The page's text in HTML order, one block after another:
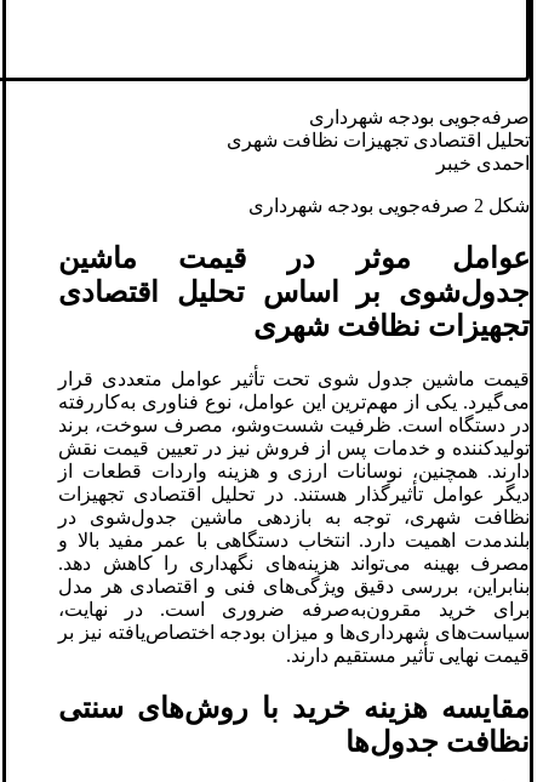
صرفه‌جویی بودجه شهرداری
تحلیل اقتصادی تجهیزات نظافت شهری
احمدی خیبر
شکل 2 صرفه‌جویی بودجه شهرداری
عوامل موثر در قیمت ماشین
جدول‌شوی بر اساس تحلیل اقتصادی
تجهیزات نظافت شهری
قیمت ماشین جدول‌ شوی تحت تأثیر عوامل متعددی قرار
می‌گیرد. یکی از مهم‌ترین این عوامل، نوع فناوری به‌کاررفته
در دستگاه است. ظرفیت شست‌وشو، مصرف سوخت، برند
تولیدکننده و خدمات پس از فروش نیز در تعیین قیمت نقش
دارند. همچنین، نوسانات ارزی و هزینه واردات قطعات از
دیگر عوامل تأثیرگذار هستند. در تحلیل اقتصادی تجهیزات
نظافت شهری، توجه به بازدهی ماشین جدول‌شوی در
بلندمدت اهمیت دارد. انتخاب دستگاهی با عمر مفید بالا و
مصرف بهینه می‌تواند هزینه‌های نگهداری را کاهش دهد.
بنابراین، بررسی دقیق ویژگی‌های فنی و اقتصادی هر مدل
برای خرید مقرون‌به‌صرفه ضروری است. در نهایت،
سیاست‌های شهرداری‌ها و میزان بودجه اختصاص‌یافته نیز بر
قیمت نهایی تأثیر مستقیم دارند.
مقایسه هزینه خرید با روش‌های سنتی
نظافت جدول‌ها